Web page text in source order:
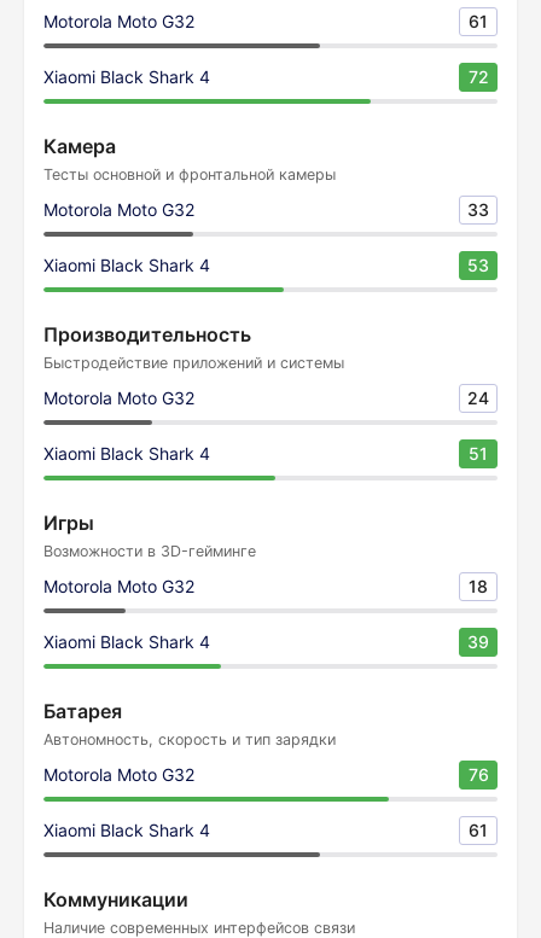
Motorola Moto G32 61
Xiaomi Black Shark 4 72
Камера
Тесты основной и фронтальной камеры
Motorola Moto G32 33
Xiaomi Black Shark 4 53
Производительность
Быстродействие приложений и системы
Motorola Moto G32 24
Xiaomi Black Shark 4 51
Игры
Возможности в 3D-гейминге
Motorola Moto G32 18
Xiaomi Black Shark 4 39
Батарея
Автономность, скорость и тип зарядки
Motorola Moto G32 76
Xiaomi Black Shark 4 61
Коммуникации
Наличие современных интерфейсов связи